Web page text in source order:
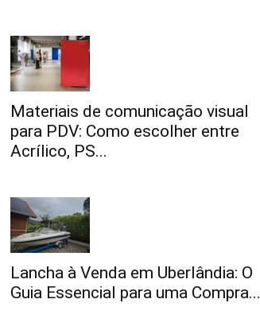
Materiais de comunicação visual
para PDV: Como escolher entre
Acrílico, PS...
Lancha à Venda em Uberlândia: O
Guia Essencial para uma Compra...